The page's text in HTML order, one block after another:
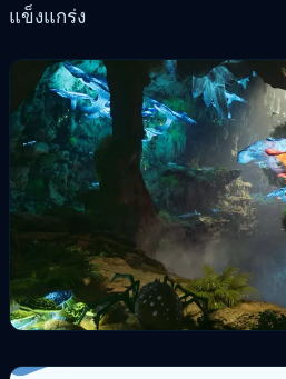
แข็งแกร่ง